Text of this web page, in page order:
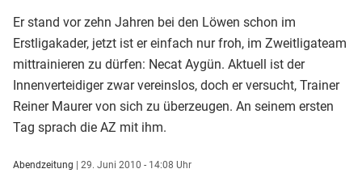
Er stand vor zehn Jahren bei den Löwen schon im
Erstligakader, jetzt ist er einfach nur froh, im Zweitligateam
mittrainieren zu dürfen: Necat Aygün. Aktuell ist der
Innenverteidiger zwar vereinslos, doch er versucht, Trainer
Reiner Maurer von sich zu überzeugen. An seinem ersten
Tag sprach die AZ mit ihm.
Abendzeitung | 29. Juni 2010 - 14:08 Uhr